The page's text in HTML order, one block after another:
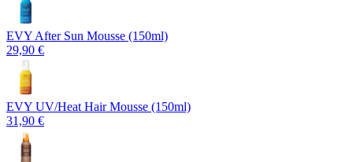
EVY After Sun Mousse (150ml)
29,90 €
EVY UV/Heat Hair Mousse (150ml)
31,90 €